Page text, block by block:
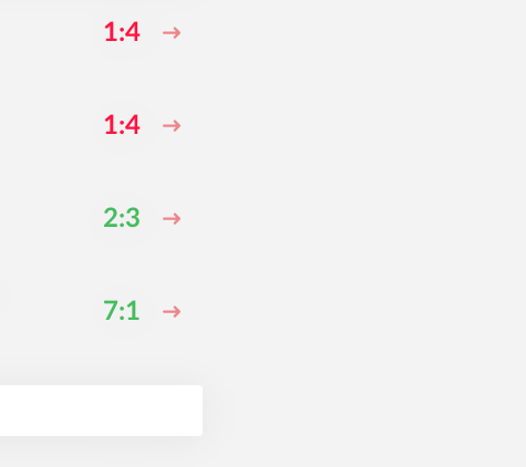
1:4
1:4
2:3
7:1